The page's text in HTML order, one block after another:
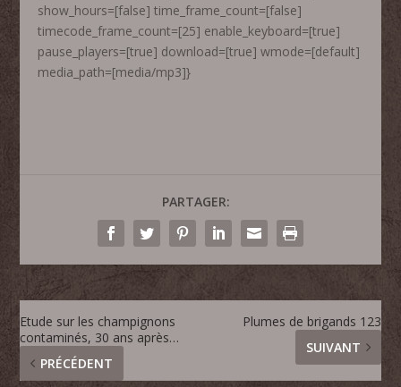
show_hours=[false] time_frame_count=[false]
timecode_frame_count=[25] enable_keyboard=[true]
pause_players=[true] download=[true] wmode=[default]
media_path=[media/mp3]}
PARTAGER:
Etude sur les champignons
contaminés, 30 ans après…
PRÉCÉDENT
Plumes de brigands 123
SUIVANT